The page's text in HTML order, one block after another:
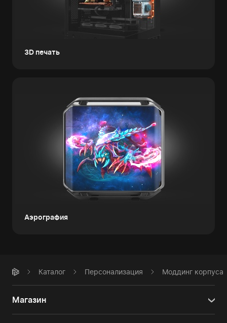
3D печать
Аэрография
Каталог Персонализация Моддинг корпуса
Магазин